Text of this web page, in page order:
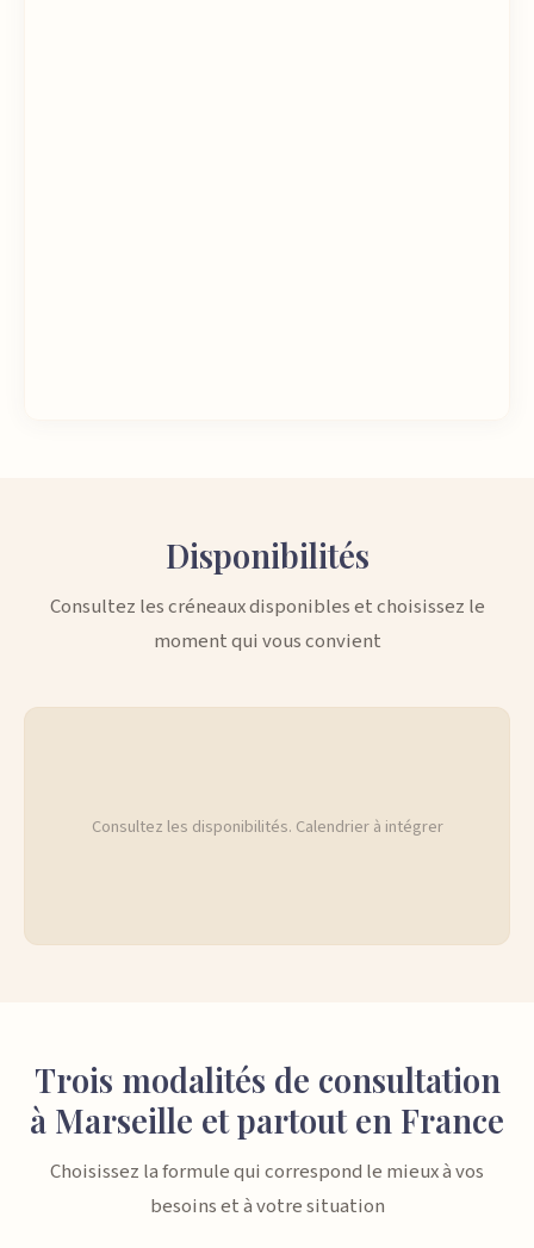
Disponibilités
Consultez les créneaux disponibles et choisissez le
moment qui vous convient
Consultez les disponibilités. Calendrier à intégrer
Trois modalités de consultation
à Marseille et partout en France
Choisissez la formule qui correspond le mieux à vos
besoins et à votre situation